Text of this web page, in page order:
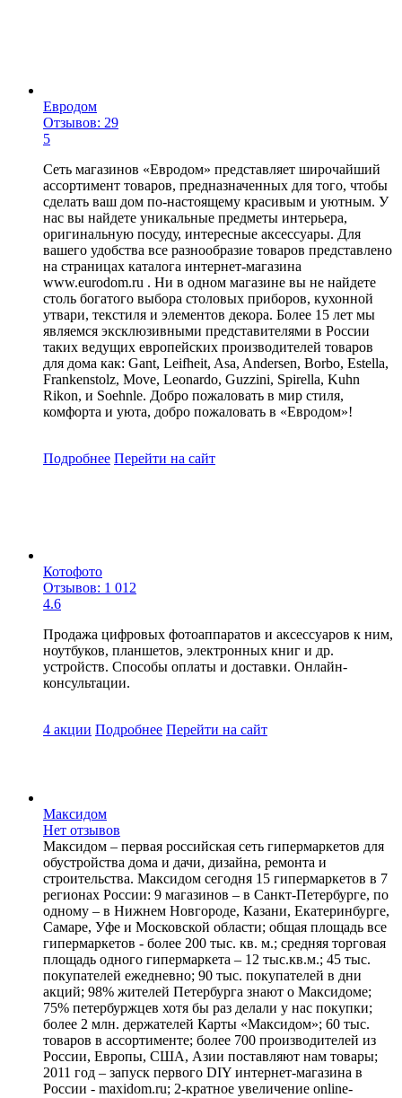
Евродом
Отзывов: 29
5
Сеть магазинов «Евродом» представляет широчайший
ассортимент товаров, предназначенных для того, чтобы
сделать ваш дом по-настоящему красивым и уютным. У
нас вы найдете уникальные предметы интерьера,
оригинальную посуду, интересные аксессуары. Для
вашего удобства все разнообразие товаров представлено
на страницах каталога интернет-магазина
www.eurodom.ru . Ни в одном магазине вы не найдете
столь богатого выбора столовых приборов, кухонной
утвари, текстиля и элементов декора. Более 15 лет мы
являемся эксклюзивными представителями в России
таких ведущих европейских производителей товаров
для дома как: Gant, Leifheit, Asa, Andersen, Borbo, Estella,
Frankenstolz, Move, Leonardo, Guzzini, Spirella, Kuhn
Rikon, и Soehnle. Добро пожаловать в мир стиля,
комфорта и уюта, добро пожаловать в «Евродом»!
Подробнее Перейти на сайт
Котофото
Отзывов: 1 012
4.6
Продажа цифровых фотоаппаратов и аксессуаров к ним,
ноутбуков, планшетов, электронных книг и др.
устройств. Способы оплаты и доставки. Онлайн-
консультации.
4 акции Подробнее Перейти на сайт
Максидом
Нет отзывов
Максидом ‒ первая российская сеть гипермаркетов для
обустройства дома и дачи, дизайна, ремонта и
строительства. Максидом сегодня 15 гипермаркетов в 7
регионах России: 9 магазинов – в Санкт-Петербурге, по
одному – в Нижнем Новгороде, Казани, Екатеринбурге,
Самаре, Уфе и Московской области; общая площадь все
гипермаркетов - более 200 тыс. кв. м.; средняя торговая
площадь одного гипермаркета – 12 тыс.кв.м.; 45 тыс.
покупателей ежедневно; 90 тыс. покупателей в дни
акций; 98% жителей Петербурга знают о Максидоме;
75% петербуржцев хотя бы раз делали у нас покупки;
более 2 млн. держателей Карты «Максидом»; 60 тыс.
товаров в ассортименте; более 700 производителей из
России, Европы, США, Азии поставляют нам товары;
2011 год – запуск первого DIY интернет-магазина в
России - maxidom.ru; 2-кратное увеличение online-